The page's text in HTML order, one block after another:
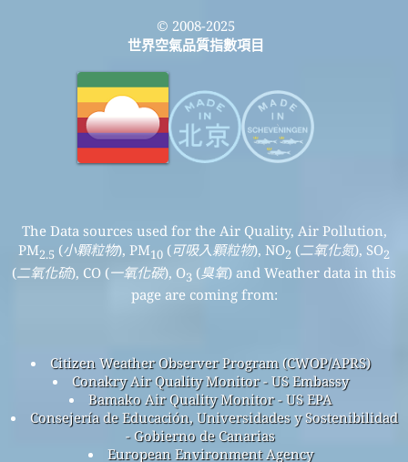
© 2008-2025
世界空氣品質指數項目
The Data sources used for the Air Quality, Air Pollution,
PM2.5 (小顆粒物), PM10 (可吸入顆粒物), NO2 (二氧化氮), SO2
(二氧化硫), CO (一氧化碳), O3 (臭氧) and Weather data in this
page are coming from:
Citizen Weather Observer Program (CWOP/APRS)
Conakry Air Quality Monitor - US Embassy
Bamako Air Quality Monitor - US EPA
Consejería de Educación, Universidades y Sostenibilidad
- Gobierno de Canarias
European Environment Agency